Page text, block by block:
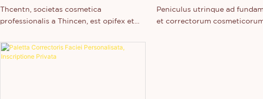
Thcentn, societas cosmetica
professionalis a Thincen, est opifex et
anno MM condita, technologia provecta,
experientia dives, et officiis summae
Singularis
Peniculus utrinque ad
et correctorum